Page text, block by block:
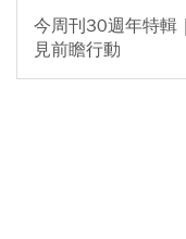
今周刊30週年特輯
見前瞻行動